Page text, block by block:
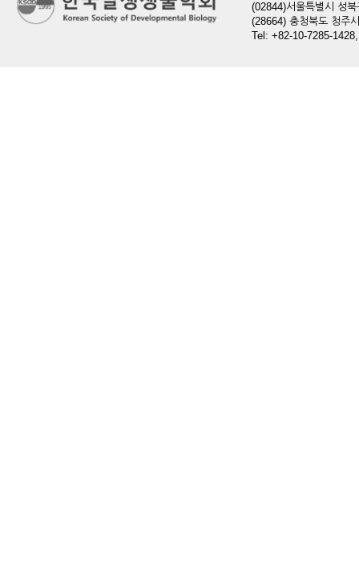
(02844)서울특별시 성
(28664) 충청북도 청주
Tel: +82-10-7285-